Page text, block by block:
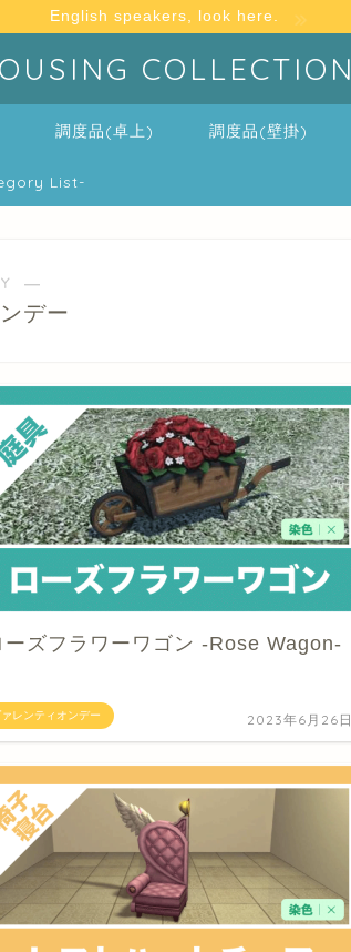
English speakers, look here.
COLLECTION
調度品(卓上) 調度品(壁掛)
List-
―
デー
ァレンティオンデー
ーズフラワーワゴン -Rose Wagon-
2023年6月26日